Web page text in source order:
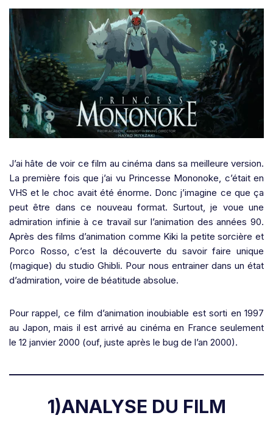
J’ai hâte de voir ce film au cinéma dans sa meilleure version.
La première fois que j’ai vu Princesse Mononoke, c’était en
VHS et le choc avait été énorme. Donc j’imagine ce que ça
peut être dans ce nouveau format. Surtout, je voue une
admiration infinie à ce travail sur l’animation des années 90.
Après des films d’animation comme Kiki la petite sorcière et
Porco Rosso, c’est la découverte du savoir faire unique
(magique) du studio Ghibli. Pour nous entrainer dans un état
d’admiration, voire de béatitude absolue.
Pour rappel, ce film d’animation inoubiable est sorti en 1997
au Japon, mais il est arrivé au cinéma en France seulement
le 12 janvier 2000 (ouf, juste après le bug de l’an 2000).
1)ANALYSE DU FILM